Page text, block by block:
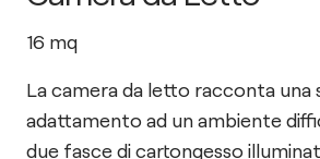
16 mq
La camera da letto racconta una
adattamento ad un ambiente
due fasce di cartongesso